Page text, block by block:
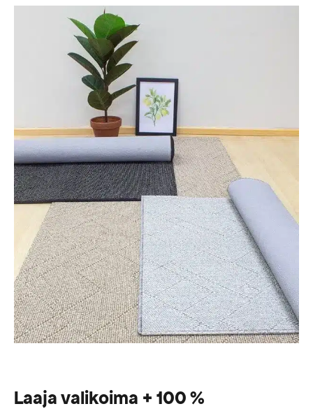
Laaja valikoima + 100 %